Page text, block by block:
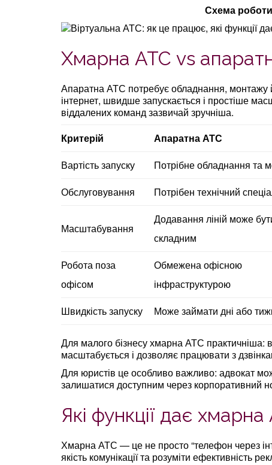
Схема
Хмарна АТС vs
Апаратна АТС потребує обладнання, монтажу
інтернет, швидше запускається і простіше
віддалених команд зазвичай зручніша.
Критерій
Апаратна АТС
Вартість запуску
Потрібне обладнання та
Обслуговування
Потрібен технічний
Масштабування
Додавання ліній може
складним
Робота поза
офісом
Обмежена офісною
інфраструктурою
Швидкість запуску
Може займати дні або
Для малого бізнесу хмарна АТС практичніша:
масштабується і дозволяє працювати з
Для юристів це особливо важливо: адвокат
залишатися доступним через корпоративний
Які функції дає
Хмарна АТС — це не просто “телефон через
якість комунікації та розуміти ефективність